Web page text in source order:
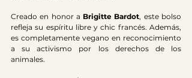
Creado en honor a Brigitte Bardot, este bolso
refleja su espíritu libre y chic francés. Además,
es completamente vegano en reconocimiento
a su activismo por los derechos de los
animales.